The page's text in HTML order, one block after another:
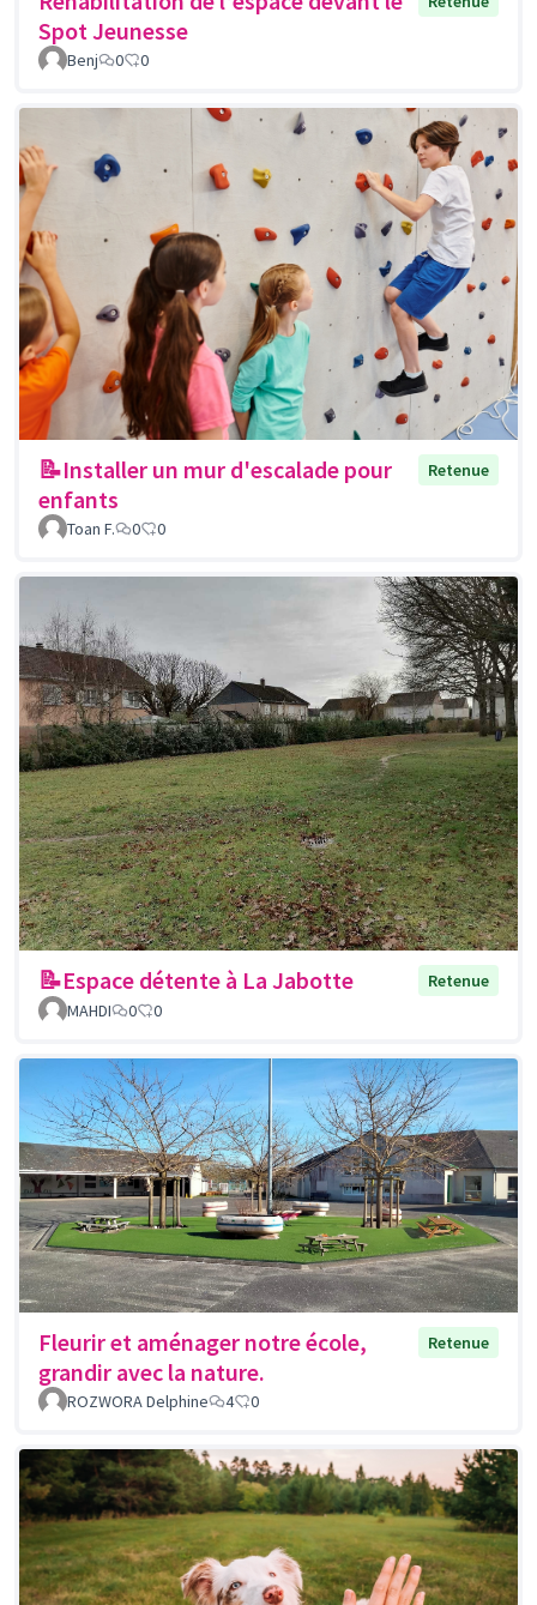
Spot Jeunesse
Benj 0 0
📝Installer un mur d'escalade pour
enfants
Retenue
Toan F. 0 0
📝Espace détente à La Jabotte
Retenue
MAHDI
0 0
Fleurir et aménager notre école,
grandir avec la nature.
Retenue
ROZWORA Delphine 4 0